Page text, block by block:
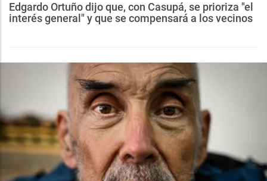
Edgardo Ortuño dijo que, con Casupá, se prioriza "el
interés general" y que se compensará a los vecinos